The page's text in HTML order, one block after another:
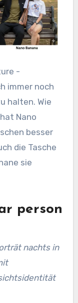
-
immer noch
halten. Wie
Nano
besser
die Tasche
sie
person
nachts in